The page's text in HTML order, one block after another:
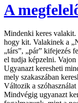
A
Mindenki keres valakit.
hogy kit. Valakinek a
„társ”, „pár” kifejezés
el tudja képzelni.
Ugyanazt keresheti
mely szakaszában
Változik a
Mindvégig ugyanazt